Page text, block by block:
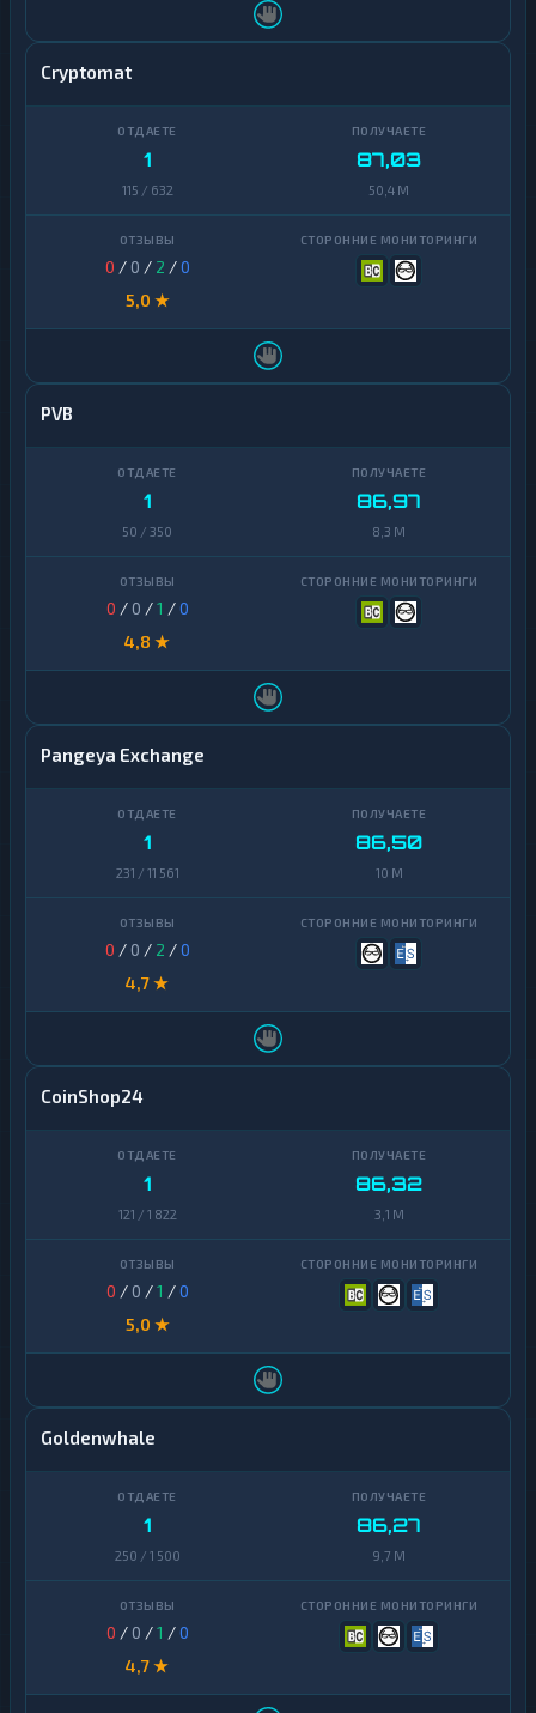
Cryptomat
1
115 / 632
87,03
50,4 M
0 / 0 / 2 /0
5,0 ★
PVB
1
50 / 350
86,97
8,3 M
0 / 0 /1 /0
4,8 ★
Pangeya Exchange
1
231 / 11 561
86,50
10 M
0 / 0 / 2 /0
4,7 ★
CoinShop24
1
121 / 1 822
86,32
3,1 M
0 / 0 /1 /0
5,0 ★
Goldenwhale
1
250 / 1 500
86,27
9,7 M
0 / 0 /1 /0
4,7 ★
Zcash1